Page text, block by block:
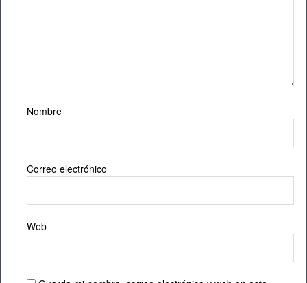
Nombre
Correo electrónico
Web